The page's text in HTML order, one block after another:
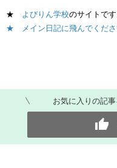
★ よびりん学校のサイトです
★ メイン日記に飛んでくださ
お気に入りの記